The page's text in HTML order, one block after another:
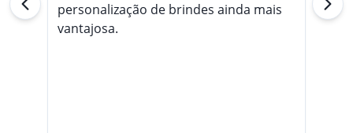
personalização de brindes ainda mais
vantajosa.